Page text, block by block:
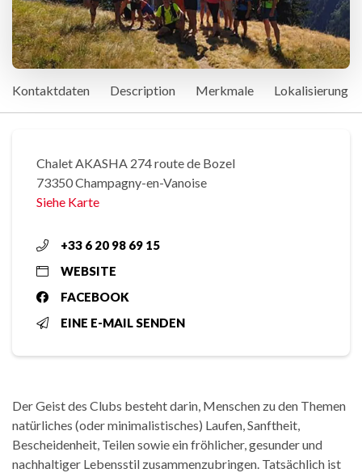
Kontaktdaten Description Merkmale Lokalisierung
Chalet AKASHA 274 route de Bozel
73350 Champagny-en-Vanoise
Siehe Karte
+33 6 20 98 69 15
WEBSITE
FACEBOOK
EINE E-MAIL SENDEN
Der Geist des Clubs besteht darin, Menschen zu den Themen
natürliches (oder minimalistisches) Laufen, Sanftheit,
Bescheidenheit, Teilen sowie ein fröhlicher, gesunder und
nachhaltiger Lebensstil zusammenzubringen. Tatsächlich ist